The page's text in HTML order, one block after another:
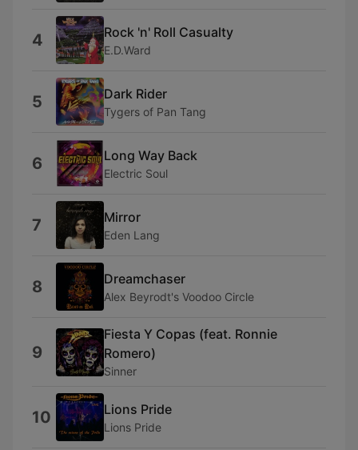
4 Rock 'n' Roll Casualty
E.D.Ward
5 Dark Rider
Tygers of Pan Tang
6 Long Way Back
Electric Soul
7 Mirror
Eden Lang
8 Dreamchaser
Alex Beyrodt's Voodoo Circle
9
Fiesta Y Copas (feat. Ronnie
Romero)
Sinner
10 Lions Pride
Lions Pride